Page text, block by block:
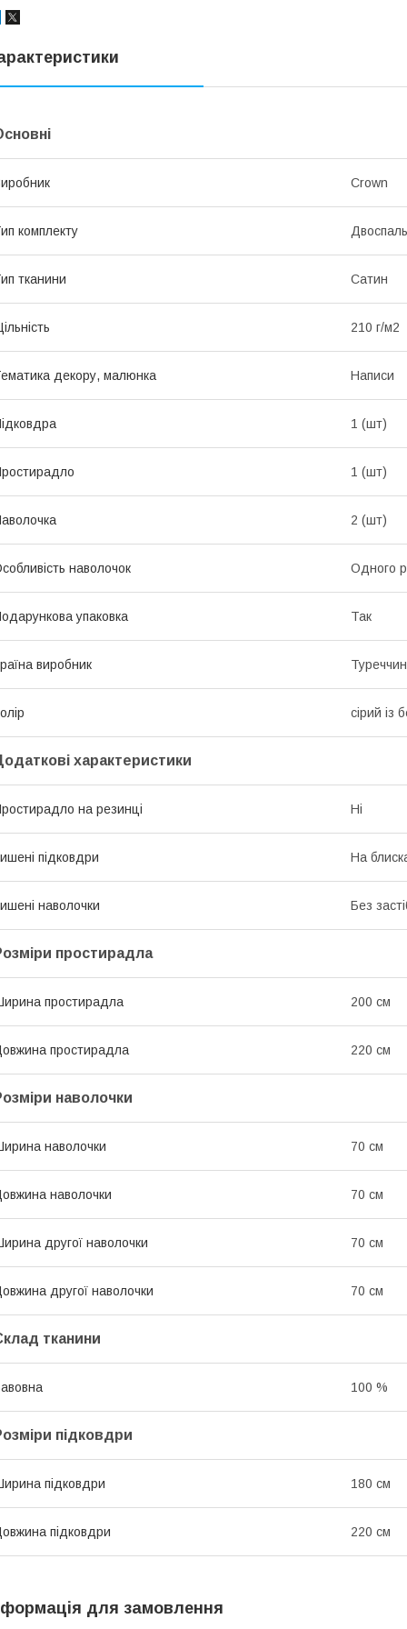
Crown
комплекту
тканини Сатин
210 г/м2
декору, малюнка Написи
1 (шт)
1 (шт)
2 (шт)
наволочок Одного
упаковка Так
виробник
сірий із
характеристики
на резинці Ні
підковдри На
наволочки Без
простирадла
простирадла 200 см
простирадла 220 см
наволочки
наволочки 70 см
наволочки 70 см
другої наволочки 70 см
другої наволочки 70 см
тканини
100 %
підковдри
підковдри 180 см
підковдри 220 см
для замовлення